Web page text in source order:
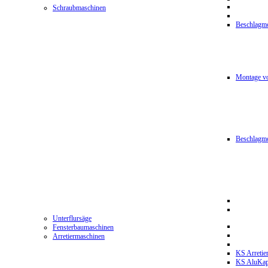
Schraubmaschinen
Montage
Unterflursäge
Fensterbaumaschinen
Arretiermaschinen
KS
KS